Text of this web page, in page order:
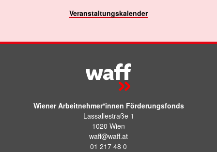
Veranstaltungskalender
Wiener Arbeitnehmer*innen Förderungsfonds
Lassallestraße 1
1020 Wien
waff@waff.at
01 217 48 0